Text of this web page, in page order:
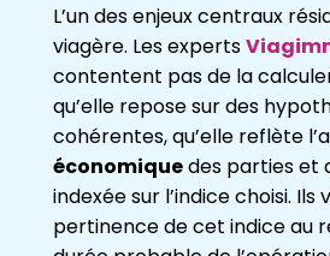
L’un des enjeux centraux
viagère. Les experts
contentent pas de la calculer
qu’elle repose sur des
cohérentes, qu’elle reflète
économiquedes parties et
indexée sur l’indice choisi. Ils
pertinence de cet indice au